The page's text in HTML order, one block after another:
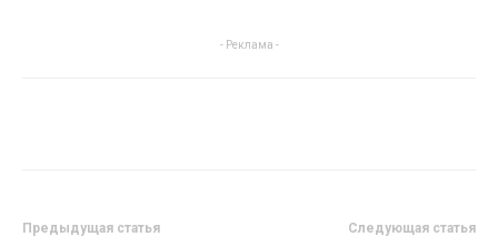
- Реклама -
Предыдущая статья Следующая статья